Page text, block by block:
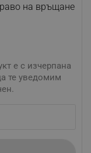
на връщане
е с изчерпана
те уведомим